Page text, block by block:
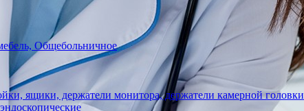
Общебольничное
ящики, держатели монитора, держатели камерной головки